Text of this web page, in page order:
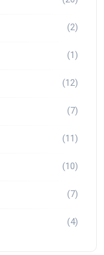
(2)
(1)
(12)
(7)
(11)
(10)
(7)
(4)